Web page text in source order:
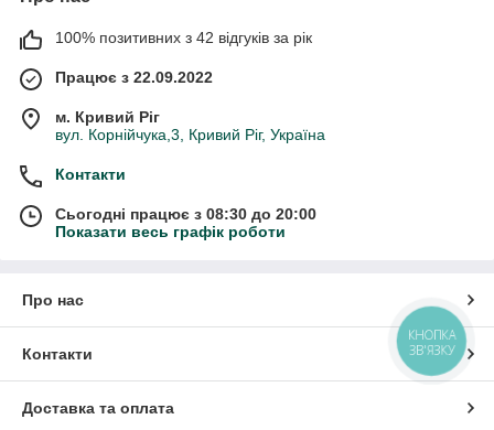
100% позитивних з 42 відгуків за рік
Працює з 22.09.2022
м. Кривий Ріг
вул. Корнійчука,3, Кривий Ріг, Україна
Контакти
Сьогодні працює з 08:30 до 20:00
Показати весь графік роботи
Про нас
Контакти
Доставка та оплата
КНОПКА
ЗВ'ЯЗКУ